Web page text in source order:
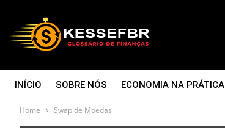
INÍCIO SOBRE NÓS ECONOMIA NA PRÁTICA
CONTATO
Home Swap de Moedas